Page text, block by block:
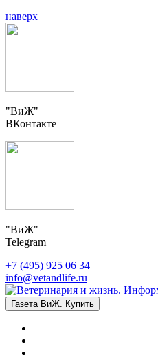
наверх
"ВиЖ"
ВКонтакте
"ВиЖ"
Telegram
+7 (495) 925 06 34
info@vetandlife.ru
Газета ВиЖ. Купить